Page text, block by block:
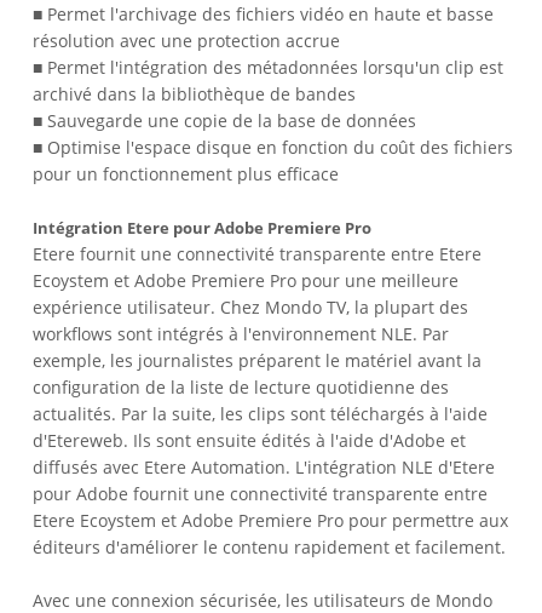
■ Permet l'archivage des fichiers vidéo en haute et basse
résolution avec une protection accrue
■ Permet l'intégration des métadonnées lorsqu'un clip est
archivé dans la bibliothèque de bandes
■ Sauvegarde une copie de la base de données
■ Optimise l'espace disque en fonction du coût des fichiers
pour un fonctionnement plus efficace
Intégration Etere pour Adobe Premiere Pro
Etere fournit une connectivité transparente entre Etere
Ecoystem et Adobe Premiere Pro pour une meilleure
expérience utilisateur. Chez Mondo TV, la plupart des
workflows sont intégrés à l'environnement NLE. Par
exemple, les journalistes préparent le matériel avant la
configuration de la liste de lecture quotidienne des
actualités. Par la suite, les clips sont téléchargés à l'aide
d'Etereweb. Ils sont ensuite édités à l'aide d'Adobe et
diffusés avec Etere Automation. L'intégration NLE d'Etere
pour Adobe fournit une connectivité transparente entre
Etere Ecoystem et Adobe Premiere Pro pour permettre aux
éditeurs d'améliorer le contenu rapidement et facilement.
Avec une connexion sécurisée, les utilisateurs de Mondo